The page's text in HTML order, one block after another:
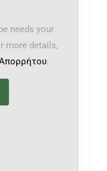
needs your
more details,
.